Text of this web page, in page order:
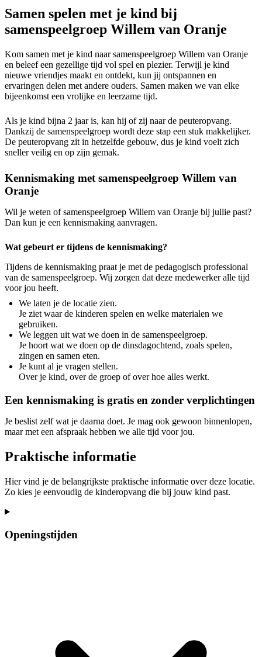
Samen spelen met je kind bij
samenspeelgroep Willem van Oranje
Kom samen met je kind naar samenspeelgroep Willem van Oranje
en beleef een gezellige tijd vol spel en plezier. Terwijl je kind
nieuwe vriendjes maakt en ontdekt, kun jij ontspannen en
ervaringen delen met andere ouders. Samen maken we van elke
bijeenkomst een vrolijke en leerzame tijd.
Als je kind bijna 2 jaar is, kan hij of zij naar de peuteropvang.
Dankzij de samenspeelgroep wordt deze stap een stuk makkelijker.
De peuteropvang zit in hetzelfde gebouw, dus je kind voelt zich
sneller veilig en op zijn gemak.
Kennismaking met samenspeelgroep Willem van
Oranje
Wil je weten of samenspeelgroep Willem van Oranje bij jullie past?
Dan kun je een kennismaking aanvragen.
Wat gebeurt er tijdens de kennismaking?
Tijdens de kennismaking praat je met de pedagogisch professional
van de samenspeelgroep. Wij zorgen dat deze medewerker alle tijd
voor jou heeft.
We laten je de locatie zien.
Je ziet waar de kinderen spelen en welke materialen we
gebruiken.
We leggen uit wat we doen in de samenspeelgroep.
Je hoort wat we doen op de dinsdagochtend, zoals spelen,
zingen en samen eten.
Je kunt al je vragen stellen.
Over je kind, over de groep of over hoe alles werkt.
Een kennismaking is gratis en zonder verplichtingen
Je beslist zelf wat je daarna doet. Je mag ook gewoon binnenlopen,
maar met een afspraak hebben we alle tijd voor jou.
Praktische informatie
Hier vind je de belangrijkste praktische informatie over deze locatie.
Zo kies je eenvoudig de kinderopvang die bij jouw kind past.
Openingstijden